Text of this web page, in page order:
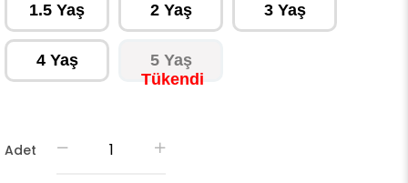
1.5 Yaş 2 Yaş 3 Yaş
4 Yaş 5 Yaş
Adet